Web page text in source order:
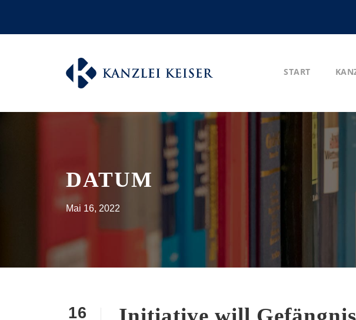
START
DATUM
Mai 16, 2022
16